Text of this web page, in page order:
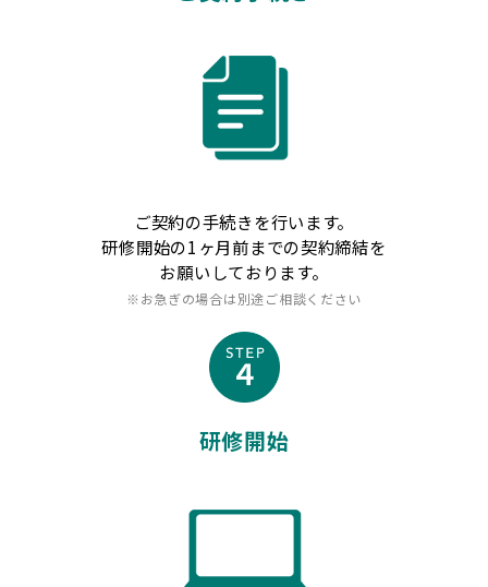
ご契約の手続きを行います。
研修開始の1ヶ月前までの契約締結を
お願いしております。
※お急ぎの場合は別途ご相談ください
研修開始